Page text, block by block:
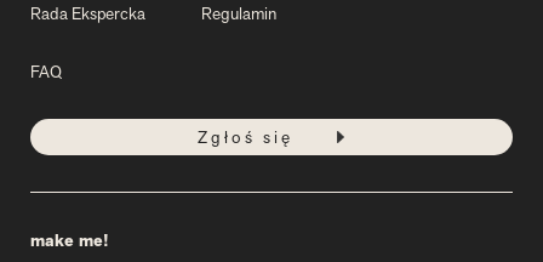
Rada Ekspercka Regulamin
FAQ
Zgłoś się
make me!